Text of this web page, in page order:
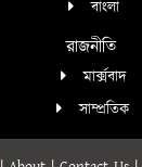
বাংলা
রাজনীতি
মার্ক্সবাদ
সাম্প্রতিক